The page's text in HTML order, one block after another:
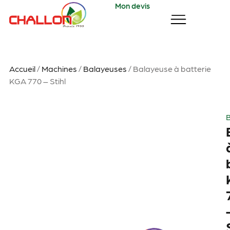
Mon devis
Accueil/ Machines / Balayeuses / Balayeuse à batterie
KGA 770 – Stihl